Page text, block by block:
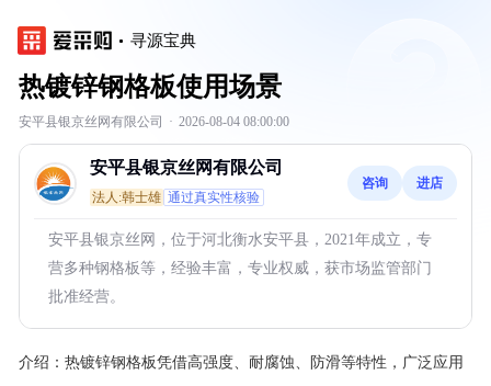
寻源宝典
热镀锌钢格板使用场景
安平县银京丝网有限公司 · 2026-08-04 08:00:00
安平县银京丝网有限公司
法人:韩士雄 通过真实性核验
咨询 进店
安平县银京丝网，位于河北衡水安平县，2021年成立，专
营多种钢格板等，经验丰富，专业权威，获市场监管部门
批准经营。
介绍： 热镀锌钢格板凭借高强度、耐腐蚀、防滑等特性，广泛应用